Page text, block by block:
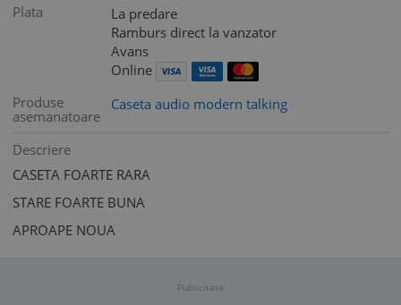
Plata
La predare
Ramburs direct la vanzator
Avans
Online
Produse
asemanatoare
Caseta audio modern talking
Descriere
CASETA FOARTE RARA
STARE FOARTE BUNA
APROAPE NOUA
Publicitate